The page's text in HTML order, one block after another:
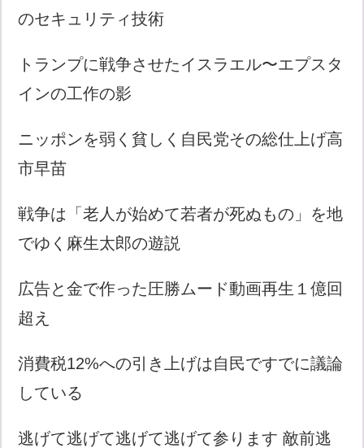
のセキュリティ技術
トランプに戦争させたイスラエル〜エプスタ
インの工作の影
ニッポンを弱く貧しく自民党その総仕上げ高
市早苗
戦争は「老人が始めて若者が死ぬもの」を地
でゆく麻生太郎の遊説
広告と金で作った圧勝ムード動画再生１億回
超え
消費税12%への引き上げは自民ですでに議論
している
逃げて逃げて逃げて逃げて参ります 敵前逃